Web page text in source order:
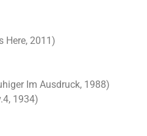
Here, 2011)
Im Ausdruck, 1988)
1934)